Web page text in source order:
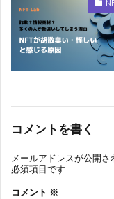
コメントを書く
メールアドレスが公開さ
必須項目です
コメント ※